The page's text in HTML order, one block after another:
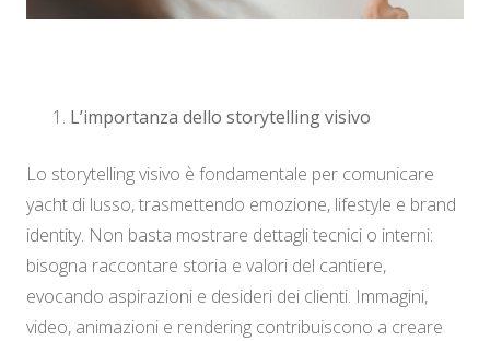
L’importanza dello storytelling visivo
Lo storytelling visivo è fondamentale per comunicare
yacht di lusso, trasmettendo emozione, lifestyle e brand
identity. Non basta mostrare dettagli tecnici o interni:
bisogna raccontare storia e valori del cantiere,
evocando aspirazioni e desideri dei clienti. Immagini,
video, animazioni e rendering contribuiscono a creare